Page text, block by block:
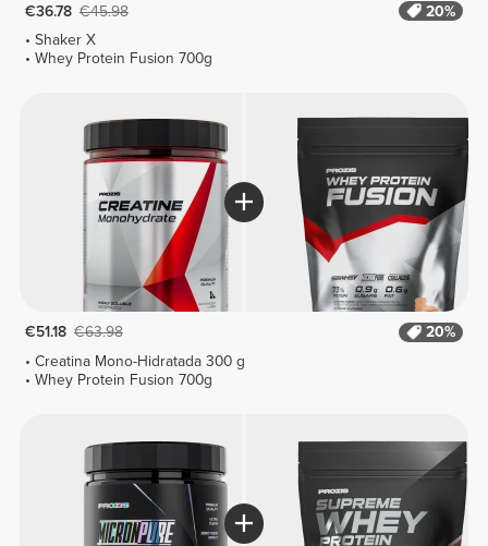
€36.78 €45.98
20%
Shaker X
Whey Protein Fusion 700g
€51.18 €63.98
20%
Creatina Mono-Hidratada 300 g
Whey Protein Fusion 700g